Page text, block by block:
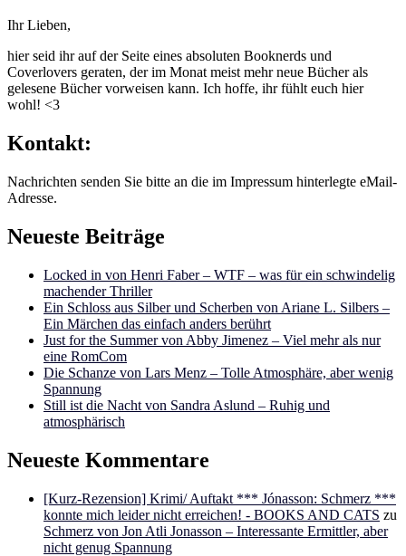
Ihr Lieben,
hier seid ihr auf der Seite eines absoluten Booknerds und
Coverlovers geraten, der im Monat meist mehr neue Bücher als
gelesene Bücher vorweisen kann. Ich hoffe, ihr fühlt euch hier
wohl! <3
Kontakt:
Nachrichten senden Sie bitte an die im Impressum hinterlegte eMail-
Adresse.
Neueste Beiträge
Locked in von Henri Faber – WTF – was für ein schwindelig
machender Thriller
Ein Schloss aus Silber und Scherben von Ariane L. Silbers –
Ein Märchen das einfach anders berührt
Just for the Summer von Abby Jimenez – Viel mehr als nur
eine RomCom
Die Schanze von Lars Menz – Tolle Atmosphäre, aber wenig
Spannung
Still ist die Nacht von Sandra Aslund – Ruhig und
atmosphärisch
Neueste Kommentare
[Kurz-Rezension] Krimi/ Auftakt *** Jónasson: Schmerz ***
konnte mich leider nicht erreichen! - BOOKS AND CATS zu
Schmerz von Jon Atli Jonasson – Interessante Ermittler, aber
nicht genug Spannung